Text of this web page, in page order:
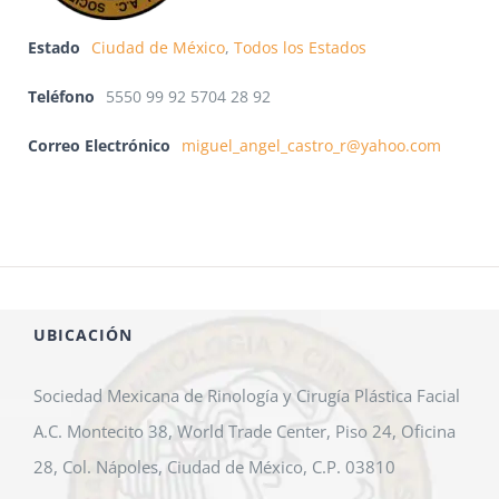
Estado Ciudad de México, Todos los Estados
Teléfono 5550 99 92 5704 28 92
Correo Electrónico miguel_angel_castro_r@yahoo.com
UBICACIÓN
Sociedad Mexicana de Rinología y Cirugía Plástica Facial
A.C. Montecito 38, World Trade Center, Piso 24, Oficina
28, Col. Nápoles, Ciudad de México, C.P. 03810